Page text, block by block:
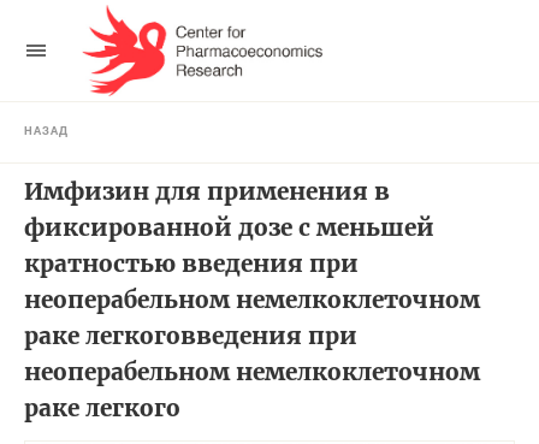
НАЗАД
Имфизин для применения в
фиксированной дозе с меньшей
кратностью введения при
неоперабельном немелкоклеточном
раке легкоговведения при
неоперабельном немелкоклеточном
раке легкого